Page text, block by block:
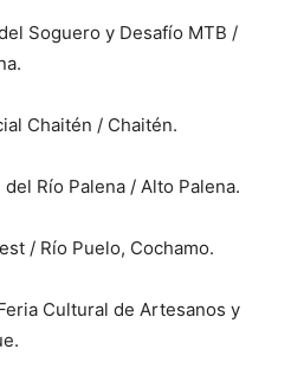
Soguero y Desafío MTB /
Chaitén / Chaitén.
Río Palena / Alto Palena.
/ Río Puelo, Cochamo.
Cultural de Artesanos y